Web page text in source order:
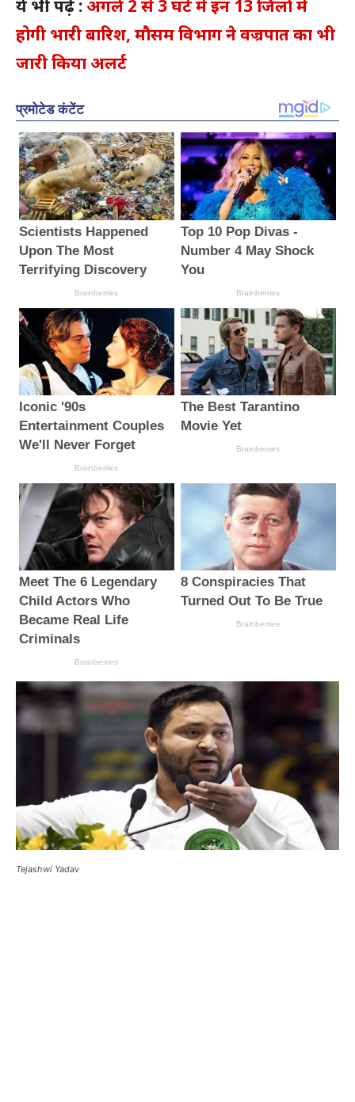
ये भी पढ़ें : अगले 2 से 3 घंटे में इन 13 जिलों में
होगी भारी बारिश, मौसम विभाग ने वज्रपात का भी
जारी किया अलर्ट
Tejashwi Yadav